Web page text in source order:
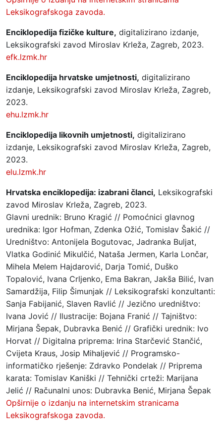
Leksikografskoga zavoda.
Enciklopedija fizičke kulture, digitalizirano izdanje,
Leksikografski zavod Miroslav Krleža, Zagreb, 2023.
efk.lzmk.hr
Enciklopedija hrvatske umjetnosti, digitalizirano
izdanje, Leksikografski zavod Miroslav Krleža, Zagreb,
2023.
ehu.lzmk.hr
Enciklopedija likovnih umjetnosti, digitalizirano
izdanje, Leksikografski zavod Miroslav Krleža, Zagreb,
2023.
elu.lzmk.hr
Hrvatska enciklopedija: izabrani članci, Leksikografski
zavod Miroslav Krleža, Zagreb, 2023.
Glavni urednik: Bruno Kragić // Pomoćnici glavnog
urednika: Igor Hofman, Zdenka Ožić, Tomislav Šakić //
Uredništvo: Antonijela Bogutovac, Jadranka Buljat,
Vlatka Godinić Mikulčić, Nataša Jermen, Karla Lončar,
Mihela Melem Hajdarović, Darja Tomić, Duško
Topalović, Ivana Crljenko, Ema Bakran, Jakša Bilić, Ivan
Samardžija, Filip Šimunjak // Leksikografski konzultanti:
Sanja Fabijanić, Slaven Ravlić // Jezično uredništvo:
Ivana Jović // Ilustracije: Bojana Franić // Tajništvo:
Mirjana Šepak, Dubravka Benić // Grafički urednik: Ivo
Horvat // Digitalna priprema: Irina Starčević Stančić,
Cvijeta Kraus, Josip Mihaljević // Programsko-
informatičko rješenje: Zdravko Pondelak // Priprema
karata: Tomislav Kaniški // Tehnički crteži: Marijana
Jelić // Računalni unos: Dubravka Benić, Mirjana Šepak
Opširnije o izdanju na internetskim stranicama
Leksikografskoga zavoda.